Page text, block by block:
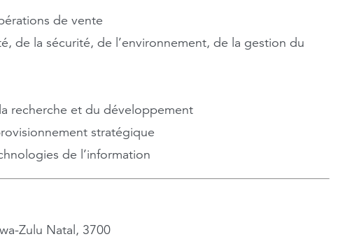
de vente
de la sécurité, de l’environnement, de la gestion du
recherche et du développement
stratégique
de l’information
Zulu Natal, 3700